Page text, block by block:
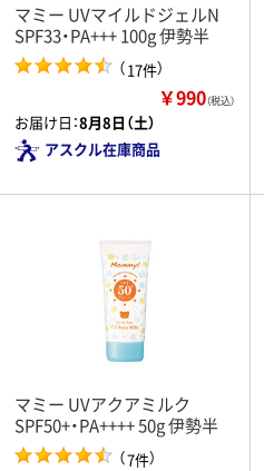
マミー UVマイルドジェルN
SPF33・PA+++ 100g 伊勢半
（17件）
￥990（税込）
お届け日：8月8日（土）
アスクル在庫商品
マミー UVアクアミルク
SPF50+・PA++++ 50g 伊勢半
（7件）